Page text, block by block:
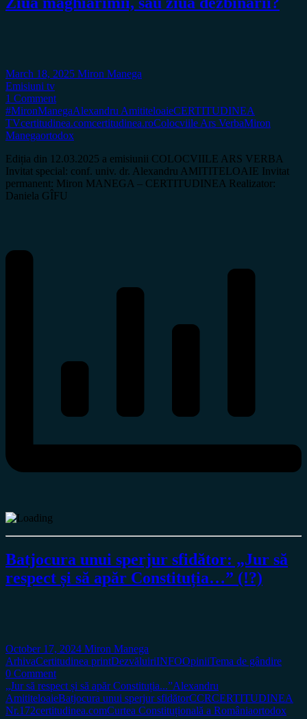
March 18, 2025 Miron Manega
Emisiuni tv
1 Comment
#MironManegaAlexandru AmititeloaieCERTITUDINEA
TVcertitudinea.comcertitudinea.roColocviile Ars VerbaMiron
Manegaortodox
Ediția din 12.03.2025 a emisiunii COLOCVIILE ARS VERBA
Invitat special: conf. univ. dr. Alexandru AMITITELOAIE Invitat
permanent: Miron MANEGA – CERTITUDINEA Realizator:
Daniela GÎFU
Batjocura unui sperjur sfidător: „Jur să
respect și să apăr Constituția…” (!?)
October 17, 2024 Miron Manega
ArhivaCertitudinea printDezvăluiriINFOOpiniiTema de gândire
0 Comment
„Jur să respect și să apăr Constituția...”Alexandru
AmititeloaieBatjocura unui sperjur sfidătorCCRCERTITUDINEA
Nr.172certitudinea.comCurtea Constituțională a Româniaortodox